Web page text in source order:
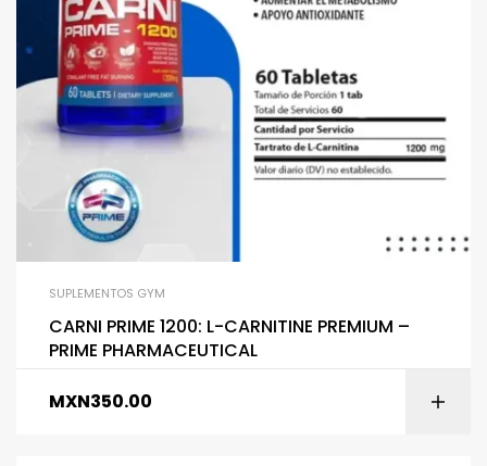
SUPLEMENTOS GYM
CARNI PRIME 1200: L-CARNITINE PREMIUM –
PRIME PHARMACEUTICAL
MXN350.00